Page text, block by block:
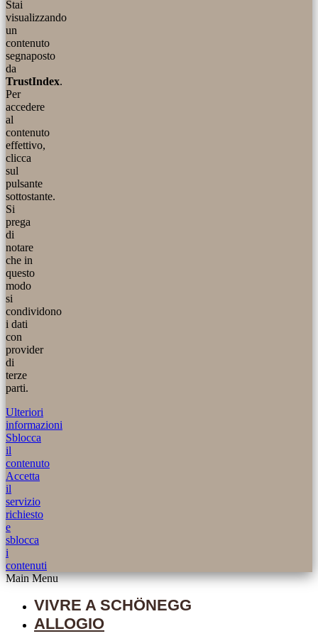
Stai
visualizzando
un
contenuto
segnaposto
da
TrustIndex.
Per
accedere
al
contenuto
effettivo,
clicca
sul
pulsante
sottostante.
Si
prega
di
notare
che in
questo
modo
si
condividono
i dati
con
provider
di
terze
parti.
Ulteriori
informazioni
Sblocca
il
contenuto
Accetta
il
servizio
richiesto
e
sblocca
i
contenuti
Main Menu
VIVRE A SCHÖNEGG
ALLOGIO